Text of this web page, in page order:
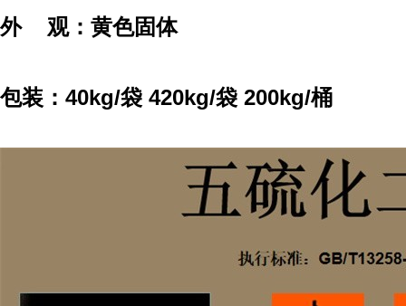
外 观：黄色固体
包装：40kg/袋 420kg/袋 200kg/桶